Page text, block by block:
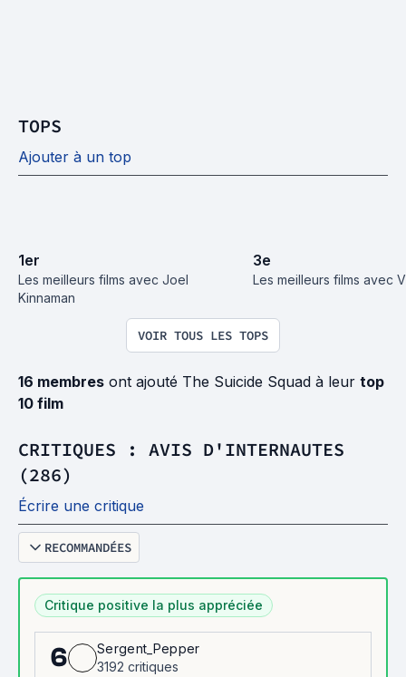
TOPS
Ajouter à un top
1er
Les meilleurs films avec Joel
Kinnaman
3e
Les meilleurs films avec
VOIR TOUS LES TOPS
16 membres ont ajouté The Suicide Squad à leur top
10 film
CRITIQUES : AVIS D'INTERNAUTES
(286)
Écrire une critique
RECOMMANDÉES
Critique positive la plus appréciée
6
Sergent_Pepper
3192 critiques